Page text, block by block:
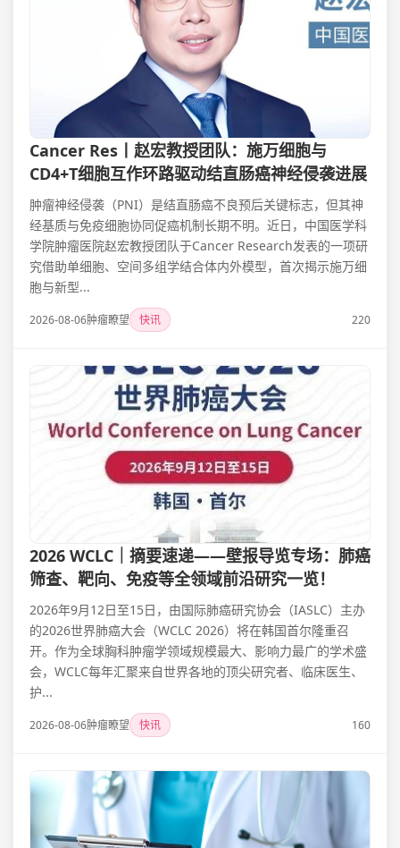
Cancer Res丨赵宏教授团队：施万细胞与
CD4+T细胞互作环路驱动结直肠癌神经侵袭进展
肿瘤神经侵袭（PNI）是结直肠癌不良预后关键标志，但其神
经基质与免疫细胞协同促癌机制长期不明。近日，中国医学科
学院肿瘤医院赵宏教授团队于Cancer Research发表的一项研
究借助单细胞、空间多组学结合体内外模型，首次揭示施万细
胞与新型...
2026-08-06肿瘤瞭望 快讯 220
2026 WCLC｜摘要速递——壁报导览专场：肺癌
筛查、靶向、免疫等全领域前沿研究一览！
2026年9月12日至15日，由国际肺癌研究协会（IASLC）主办
的2026世界肺癌大会（WCLC 2026）将在韩国首尔隆重召
开。作为全球胸科肿瘤学领域规模最大、影响力最广的学术盛
会，WCLC每年汇聚来自世界各地的顶尖研究者、临床医生、
护...
2026-08-06肿瘤瞭望 快讯 160